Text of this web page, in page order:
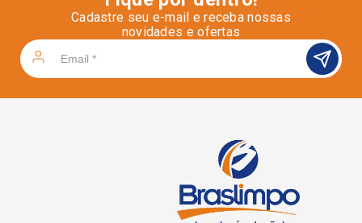
Cadastre seu e-mail e receba nossas
novidades e ofertas